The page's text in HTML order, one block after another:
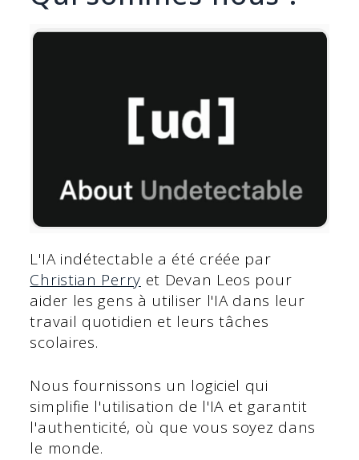
L'IA indétectable a été créée par
Christian Perry et Devan Leos pour
aider les gens à utiliser l'IA dans leur
travail quotidien et leurs tâches
scolaires.
Nous fournissons un logiciel qui
simplifie l'utilisation de l'IA et garantit
l'authenticité, où que vous soyez dans
le monde.